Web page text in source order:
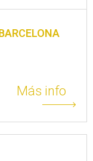
Más info